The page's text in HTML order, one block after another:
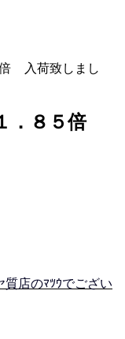
入荷致しまし
．８５倍
店のﾏﾂｳでござい